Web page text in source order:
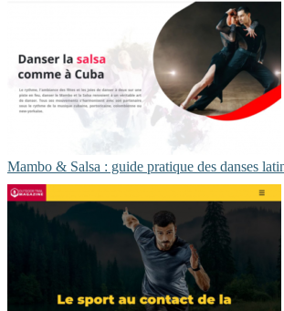
Mambo & Salsa : guide pratique des danses